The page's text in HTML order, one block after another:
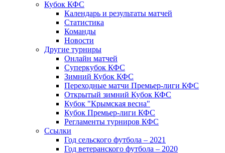
Кубок КФС
Календарь и результаты матчей
Статистика
Команды
Новости
Другие турниры
Онлайн матчей
Суперкубок КФС
Зимний Кубок КФС
Переходные матчи Премьер-лиги КФС
Открытый зимний Кубок КФС
Кубок "Крымская весна"
Кубок Премьер-лиги КФС
Регламенты турниров КФС
Ссылки
Год сельского футбола – 2021
Год ветеранского футбола – 2020